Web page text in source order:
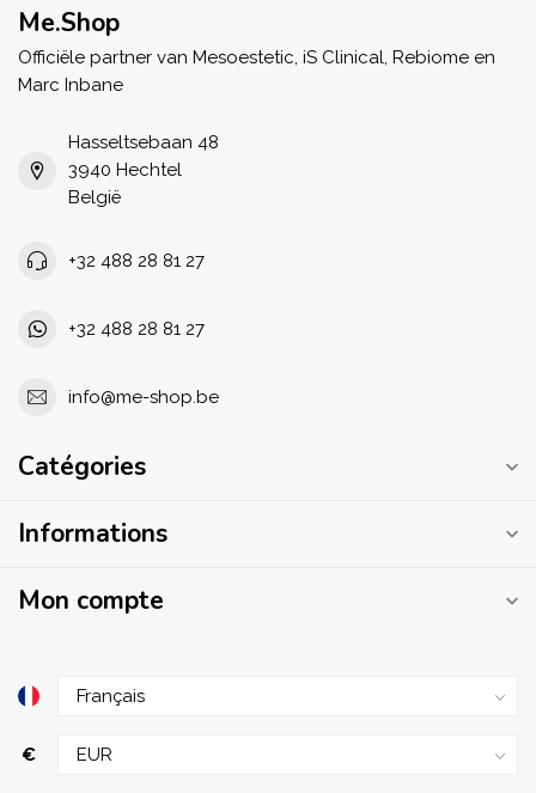
Me.Shop
Officiële partner van Mesoestetic, iS Clinical, Rebiome en
Marc Inbane
Hasseltsebaan 48
3940 Hechtel
België
+32 488 28 81 27
+32 488 28 81 27
info@me-shop.be
Catégories
Informations
Mon compte
€